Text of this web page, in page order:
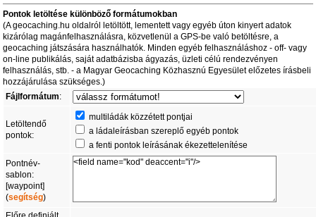
Pontok letöltése különböző formátumokban
(A geocaching.hu oldalról letöltött, lementett vagy egyéb úton kinyert adatok
kizárólag magánfelhasználásra, közvetlenül a GPS-be való betöltésre, a
geocaching játszására használhatók. Minden egyéb felhasználáshoz - off- vagy
on-line publikálás, saját adatbázisba ágyazás, üzleti célú rendezvényen
felhasználás, stb. - a Magyar Geocaching Közhasznú Egyesület előzetes írásbeli
hozzájárulása szükséges.)
Fájlformátum:
Letöltendő
pontok:
multiládák közzétett pontjai
a ládaleírásban szereplő egyéb pontok
a fenti pontok leírásának ékezettelenítése
Pontnév-
sablon:
[waypoint]
(segítség)